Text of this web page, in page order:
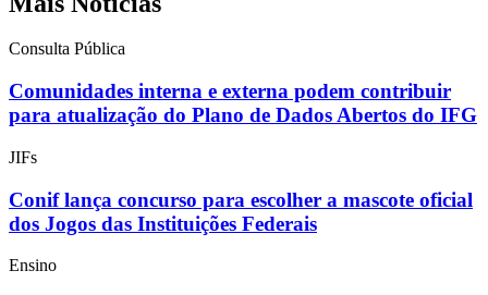
Consulta Pública
Comunidades interna e externa podem contribuir
para atualização do Plano de Dados Abertos do IFG
JIFs
Conif lança concurso para escolher a mascote oficial
dos Jogos das Instituições Federais
Ensino